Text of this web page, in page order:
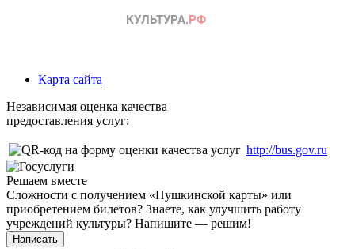
Карта сайта
Независимая оценка качества
предоставления услуг:
http://bus.gov.ru
Решаем вместе
Сложности с получением «Пушкинской карты» или
приобретением билетов? Знаете, как улучшить работу
учреждений культуры? Напишите — решим!
Написать